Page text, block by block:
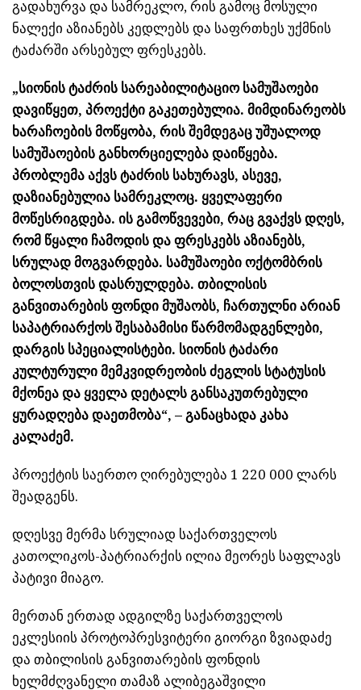
გადახურვა და სამრეკლო, რის გამოც მოსული
ნალექი აზიანებს კედლებს და საფრთხეს უქმნის
ტაძარში არსებულ ფრესკებს.
„სიონის ტაძრის სარეაბილიტაციო სამუშაოები
დავიწყეთ, პროექტი გაკეთებულია. მიმდინარეობს
ხარაჩოების მოწყობა, რის შემდეგაც უშუალოდ
სამუშაოების განხორციელება დაიწყება.
პრობლემა აქვს ტაძრის სახურავს, ასევე,
დაზიანებულია სამრეკლოც. ყველაფერი
მოწესრიგდება. ის გამოწვევები, რაც გვაქვს დღეს,
რომ წყალი ჩამოდის და ფრესკებს აზიანებს,
სრულად მოგვარდება. სამუშაოები ოქტომბრის
ბოლოსთვის დასრულდება. თბილისის
განვითარების ფონდი მუშაობს, ჩართულნი არიან
საპატრიარქოს შესაბამისი წარმომადგენლები,
დარგის სპეციალისტები. სიონის ტაძარი
კულტურული მემკვიდრეობის ძეგლის სტატუსის
მქონეა და ყველა დეტალს განსაკუთრებული
ყურადღება დაეთმობა“, – განაცხადა კახა
კალაძემ.
პროექტის საერთო ღირებულება 1 220 000 ლარს
შეადგენს.
დღესვე მერმა სრულიად საქართველოს
კათოლიკოს-პატრიარქის ილია მეორეს საფლავს
პატივი მიაგო.
მერთან ერთად ადგილზე საქართველოს
ეკლესიის პროტოპრესვიტერი გიორგი ზვიადაძე
და თბილისის განვითარების ფონდის
ხელმძღვანელი თამაზ ალიბეგაშვილი